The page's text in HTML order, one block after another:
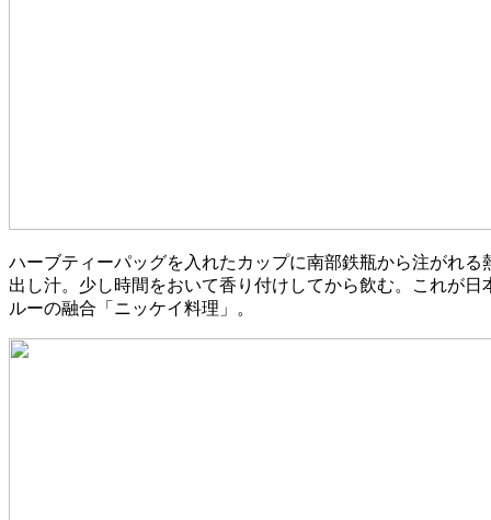
ハーブティーパッグを入れたカップに南部鉄瓶から注がれる
出し汁。少し時間をおいて香り付けしてから飲む。これが日
ルーの融合「ニッケイ料理」。